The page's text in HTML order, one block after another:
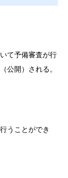
て予備審査が行
公開）される。
うことができ